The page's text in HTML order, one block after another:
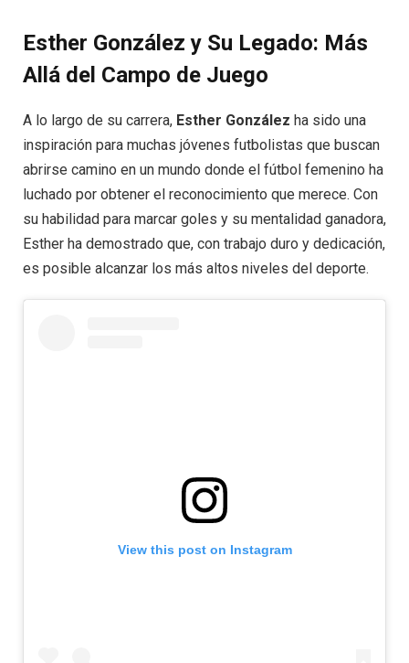
Esther González y Su Legado: Más
Allá del Campo de Juego
A lo largo de su carrera, Esther González ha sido una
inspiración para muchas jóvenes futbolistas que buscan
abrirse camino en un mundo donde el fútbol femenino ha
luchado por obtener el reconocimiento que merece. Con
su habilidad para marcar goles y su mentalidad ganadora,
Esther ha demostrado que, con trabajo duro y dedicación,
es posible alcanzar los más altos niveles del deporte.
View this post on Instagram